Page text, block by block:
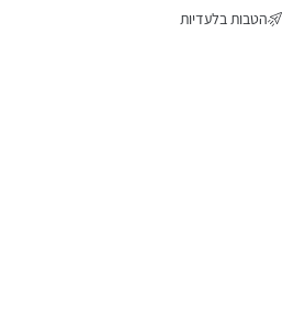
הטבות בלעדיות